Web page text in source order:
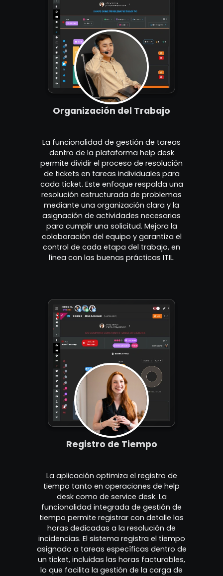
Organización del Trabajo
La funcionalidad de gestión de tareas
dentro de la plataforma help desk
permite dividir el proceso de resolución
de tickets en tareas individuales para
cada ticket. Este enfoque respalda una
resolución estructurada de problemas
mediante una organización clara y la
asignación de actividades necesarias
para cumplir una solicitud. Mejora la
colaboración del equipo y garantiza el
control de cada etapa del trabajo, en
línea con las buenas prácticas ITIL.
Registro de Tiempo
La aplicación optimiza el registro de
tiempo tanto en operaciones de help
desk como de service desk. La
funcionalidad integrada de gestión de
tiempo permite registrar con detalle las
horas dedicadas a la resolución de
incidencias. El sistema registra el tiempo
asignado a tareas específicas dentro de
un ticket, incluidas las horas facturables,
lo que facilita la gestión de la carga de